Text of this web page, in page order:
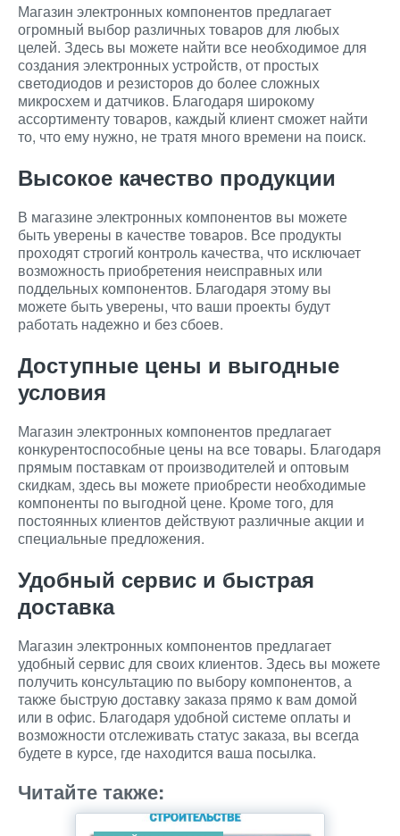
Магазин электронных компонентов предлагает
огромный выбор различных товаров для любых
целей. Здесь вы можете найти все необходимое для
создания электронных устройств, от простых
светодиодов и резисторов до более сложных
микросхем и датчиков. Благодаря широкому
ассортименту товаров, каждый клиент сможет найти
то, что ему нужно, не тратя много времени на поиск.
Высокое качество продукции
В магазине электронных компонентов вы можете
быть уверены в качестве товаров. Все продукты
проходят строгий контроль качества, что исключает
возможность приобретения неисправных или
поддельных компонентов. Благодаря этому вы
можете быть уверены, что ваши проекты будут
работать надежно и без сбоев.
Доступные цены и выгодные
условия
Магазин электронных компонентов предлагает
конкурентоспособные цены на все товары. Благодаря
прямым поставкам от производителей и оптовым
скидкам, здесь вы можете приобрести необходимые
компоненты по выгодной цене. Кроме того, для
постоянных клиентов действуют различные акции и
специальные предложения.
Удобный сервис и быстрая
доставка
Магазин электронных компонентов предлагает
удобный сервис для своих клиентов. Здесь вы можете
получить консультацию по выбору компонентов, а
также быструю доставку заказа прямо к вам домой
или в офис. Благодаря удобной системе оплаты и
возможности отслеживать статус заказа, вы всегда
будете в курсе, где находится ваша посылка.
Читайте также: